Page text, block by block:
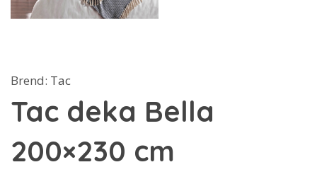
Brend: Tac
Tac deka Bella
200×230 cm